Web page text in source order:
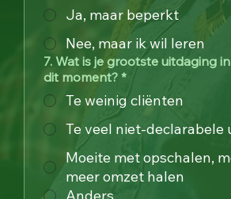
Ja, maar beperkt
Nee, maar ik wil leren
7. Wat is je grootste uitdaging
dit moment? *
Te weinig cliënten
Te veel niet-declarabele
Moeite met opschalen,
meer omzet halen